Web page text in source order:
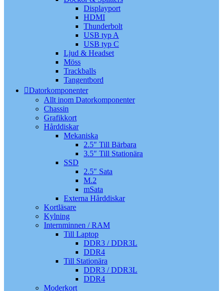
Displayport
HDMI
Thunderbolt
USB typ A
USB typ C
Ljud & Headset
Möss
Trackballs
Tangentbord
Datorkomponenter
Allt inom Datorkomponenter
Chassin
Grafikkort
Hårddiskar
Mekaniska
2.5″ Till Bärbara
3.5″ Till Stationära
SSD
2.5″ Sata
M.2
mSata
Externa Hårddiskar
Kortläsare
Kylning
Internminnen / RAM
Till Laptop
DDR3 / DDR3L
DDR4
Till Stationära
DDR3 / DDR3L
DDR4
Moderkort